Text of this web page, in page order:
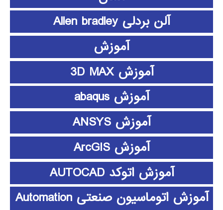
آلن بردلی Allen bradley
آموزش
آموزش 3D MAX
آموزش abaqus
آموزش ANSYS
آموزش ArcGIS
آموزش اتوکد AUTOCAD
آموزش اتوماسیون صنعتی Automation